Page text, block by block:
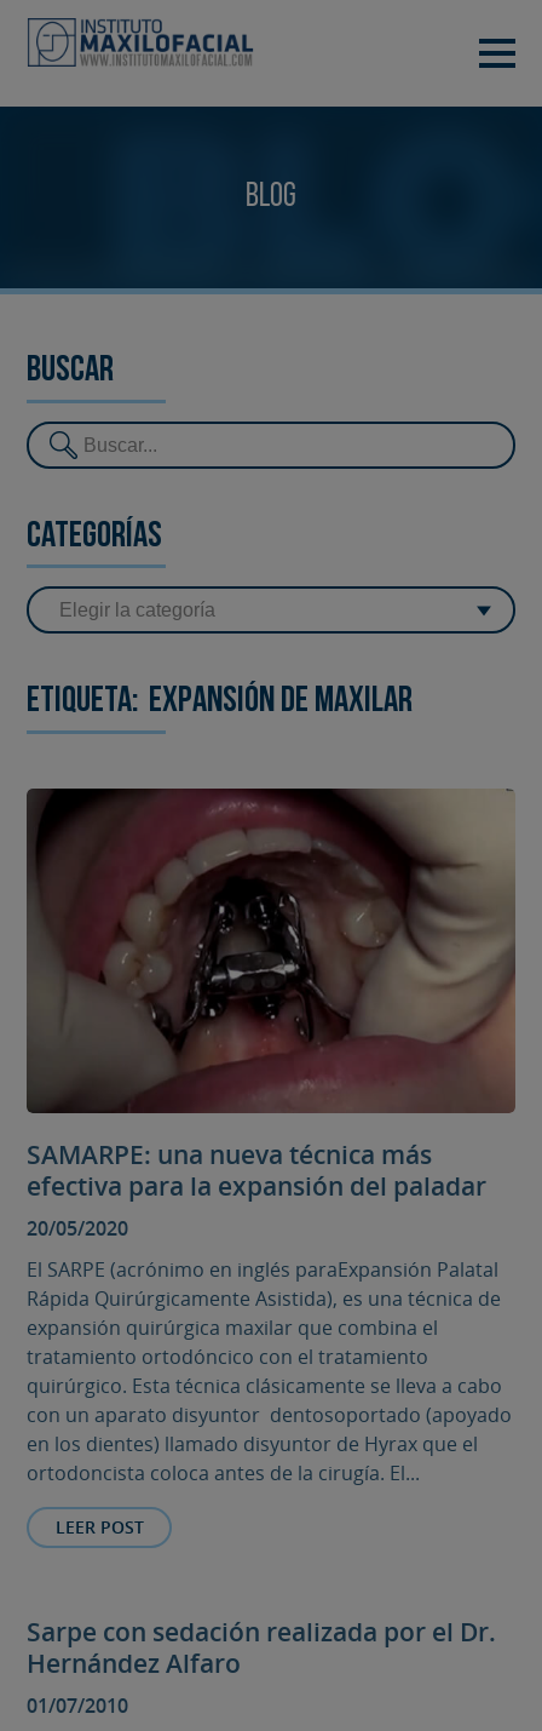
Blog
Buscar
Categorías
Etiqueta: Expansión de maxilar
SAMARPE: una nueva técnica más
efectiva para la expansión del paladar
20/05/2020
El SARPE (acrónimo en inglés paraExpansión Palatal
Rápida Quirúrgicamente Asistida), es una técnica de
expansión quirúrgica maxilar que combina el
tratamiento ortodóncico con el tratamiento
quirúrgico. Esta técnica clásicamente se lleva a cabo
con un aparato disyuntor dentosoportado (apoyado
en los dientes) llamado disyuntor de Hyrax que el
ortodoncista coloca antes de la cirugía. El...
LEER POST
Sarpe con sedación realizada por el Dr.
Hernández Alfaro
01/07/2010